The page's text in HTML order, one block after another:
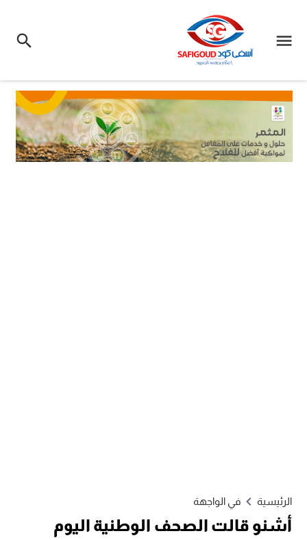
الرئيسية في الواجهة
أشنو قالت الصحف الوطنية اليوم